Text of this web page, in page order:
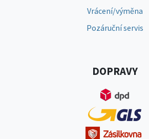
Vrácení/výměna
Pozáruční servis
DOPRAVY